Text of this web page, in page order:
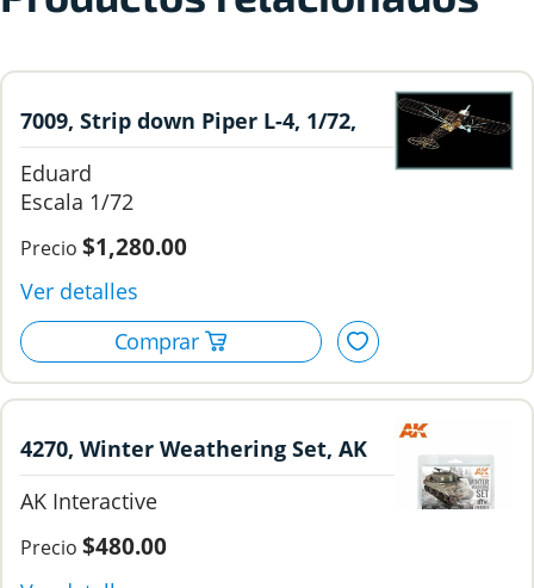
7009, Strip down Piper L-4, 1/72,
Eduard
Eduard
1/72
$1,280.00
4270, Winter Weathering Set, AK
Interactive.
AK Interactive
$480.00